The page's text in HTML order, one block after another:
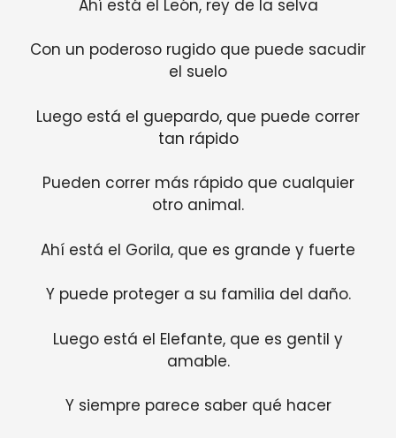
Ahí está el León, rey de la selva
Con un poderoso rugido que puede sacudir
el suelo
Luego está el guepardo, que puede correr
tan rápido
Pueden correr más rápido que cualquier
otro animal.
Ahí está el Gorila, que es grande y fuerte
Y puede proteger a su familia del daño.
Luego está el Elefante, que es gentil y
amable.
Y siempre parece saber qué hacer